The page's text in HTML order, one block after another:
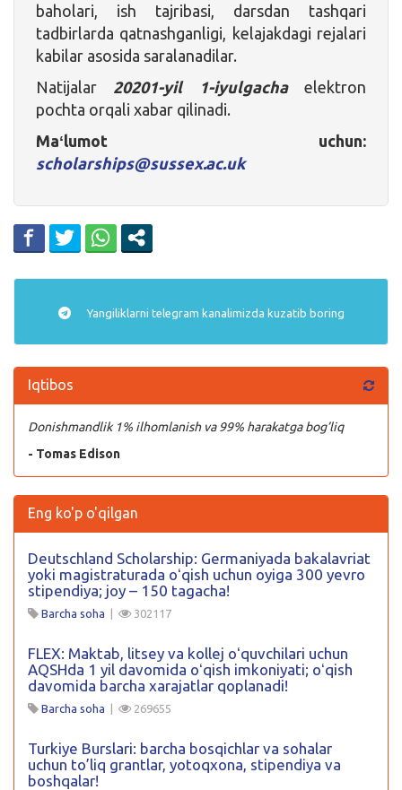
baholari, ish tajribasi, darsdan tashqari
tadbirlarda qatnashganligi, kelajakdagi rejalari
kabilar asosida saralanadilar.
Natijalar 20201-yil 1-iyulgachaelektron
pochta orqali xabar qilinadi.
Maʻlumot uchun:
scholarships@sussex.ac.uk
Yangiliklarni telegram kanalimizda kuzatib boring
Iqtibos
Donishmandlik 1% ilhomlanish va 99% harakatga bog’liq
- Tomas Edison
Eng ko'p o'qilgan
Deutschland Scholarship: Germaniyada bakalavriat
yoki magistraturada oʻqish uchun oyiga 300 yevro
stipendiya; joy – 150 tagacha!
Barcha soha | 302117
FLEX: Maktab, litsey va kollej oʻquvchilari uchun
AQSHda 1 yil davomida oʻqish imkoniyati; oʻqish
davomida barcha xarajatlar qoplanadi!
Barcha soha | 269655
Turkiye Burslari: barcha bosqichlar va sohalar
uchun to’liq grantlar, yotoqxona, stipendiya va
boshqalar!